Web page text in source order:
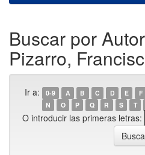
Buscar por
Pizarro,
Ir a: 0-9 A B C D E F
N
O P Q R S T
O introducir las primeras letras: